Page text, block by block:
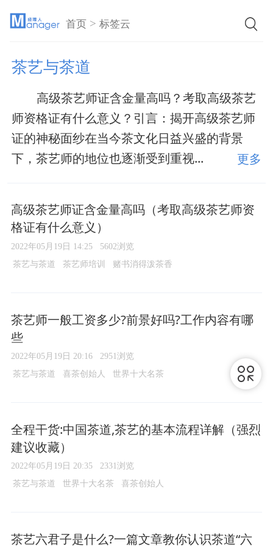
首页 >标签云
茶艺与茶道
高级茶艺师证含金量高吗？考取高级茶艺
师资格证有什么意义？引言：揭开高级茶艺师
证的神秘面纱在当今茶文化日益兴盛的背景
下，茶艺师的地位也逐渐受到重视...
更多
高级茶艺师证含金量高吗（考取高级茶艺师资
格证有什么意义）
2022年05月19日 14:25 5602浏览
茶艺与茶道 茶艺师培训 赌书消得泼茶香
茶艺师一般工资多少?前景好吗?工作内容有哪
些
2022年05月19日 20:16 2951浏览
茶艺与茶道 喜茶创始人 世界十大名茶
全程干货:中国茶道,茶艺的基本流程详解（强烈
建议收藏）
2022年05月19日 20:35 2331浏览
茶艺与茶道 世界十大名茶 喜茶创始人
茶艺六君子是什么?一篇文章教你认识茶道“六